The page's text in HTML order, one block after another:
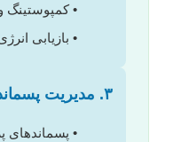
•
• بازیابی
۳. مدیریت پسماندهای ویژه
•